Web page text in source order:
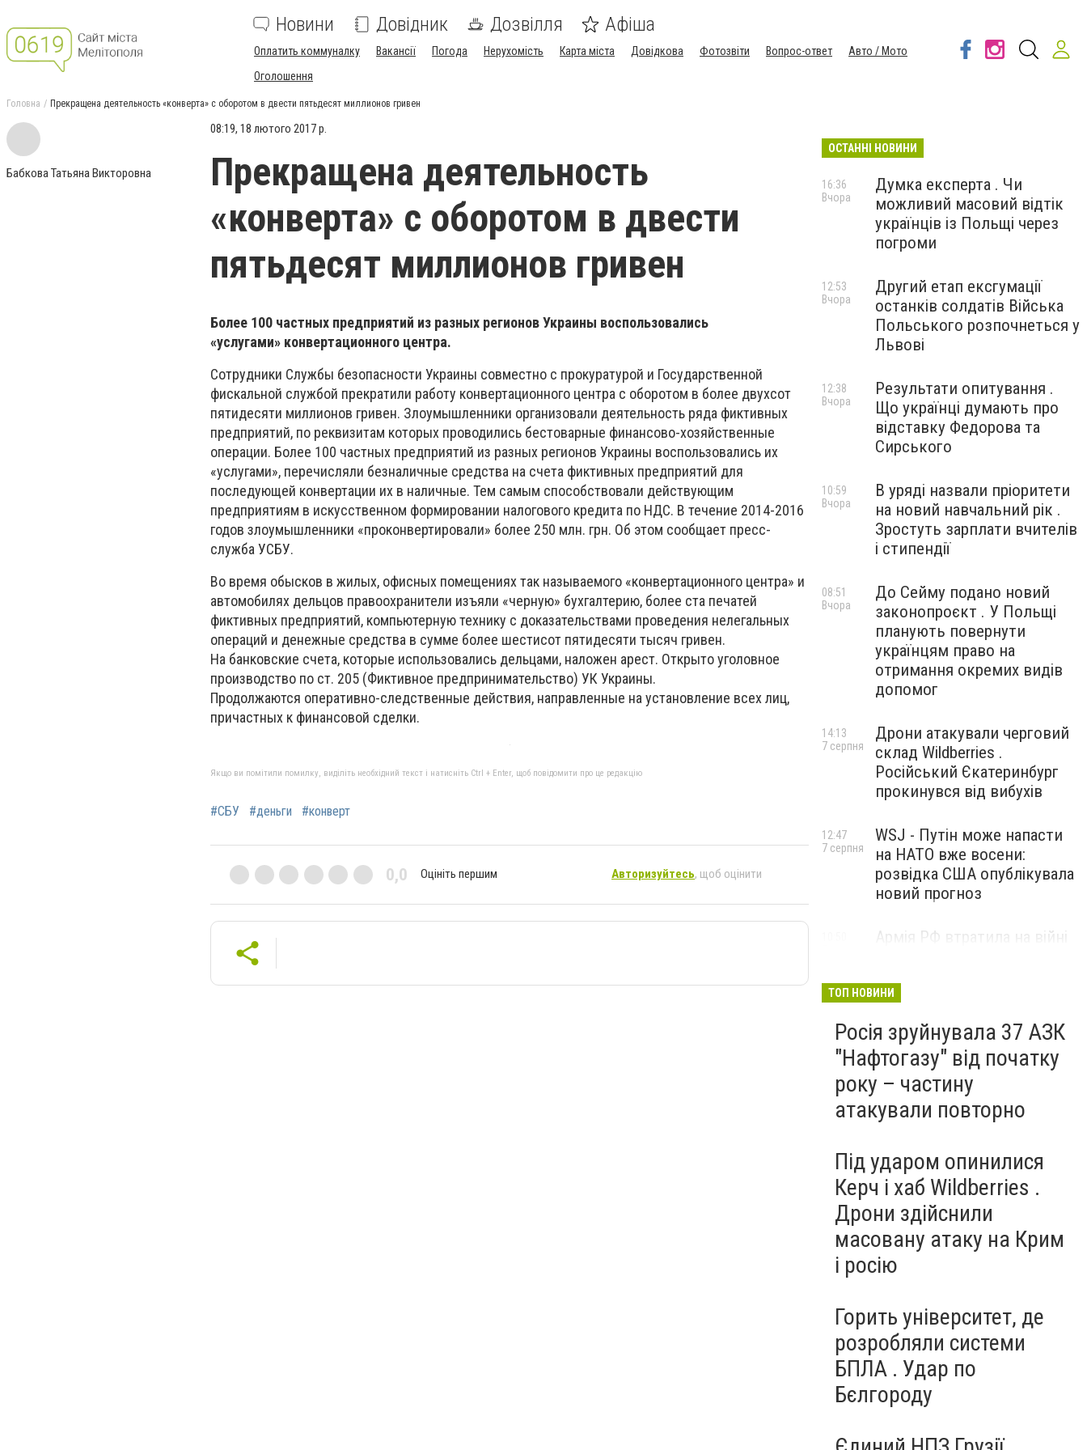
Новини Довідник Дозвілля Афіша
Оплатить коммуналку Вакансії Погода Нерухомість Карта міста Довідкова Фотозвіти Вопрос-ответ
Авто / Мото
Оголошення
Головна Прекращена деятельность «конверта» с оборотом в двести пятьдесят миллионов гривен
Бабкова Татьяна Викторовна
08:19, 18 лютого 2017 р.
Прекращена деятельность
«конверта» с оборотом в двести
пятьдесят миллионов гривен
Более 100 частных предприятий из разных регионов Украины воспользовались
«услугами» конвертационного центра.
Сотрудники Службы безопасности Украины совместно с прокуратурой и Государственной
фискальной службой прекратили работу конвертационного центра с оборотом в более двухсот
пятидесяти миллионов гривен. Злоумышленники организовали деятельность ряда фиктивных
предприятий, по реквизитам которых проводились бестоварные финансово-хозяйственные
операции. Более 100 частных предприятий из разных регионов Украины воспользовались их
«услугами», перечисляли безналичные средства на счета фиктивных предприятий для
последующей конвертации их в наличные. Тем самым способствовали действующим
предприятиям в искусственном формировании налогового кредита по НДС. В течение 2014-2016
годов злоумышленники «проконвертировали» более 250 млн. грн. Об этом сообщает пресс-
служба УСБУ.
Во время обысков в жилых, офисных помещениях так называемого «конвертационного центра» и
автомобилях дельцов правоохранители изъяли «черную» бухгалтерию, более ста печатей
фиктивных предприятий, компьютерную технику с доказательствами проведения нелегальных
операций и денежные средства в сумме более шестисот пятидесяти тысяч гривен.
На банковские счета, которые использовались дельцами, наложен арест. Открыто уголовное
производство по ст. 205 (Фиктивное предпринимательство) УК Украины.
Продолжаются оперативно-следственные действия, направленные на установление всех лиц,
причастных к финансовой сделки.
Якщо ви помітили помилку, виділіть необхідний текст і натисніть Ctrl + Enter, щоб повідомити про це редакцію
#СБУ #деньги #конверт
0,0 Оцініть першим Авторизуйтесь, щоб оцінити
ОСТАННІ НОВИНИ
Думка експерта . Чи
можливий масовий відтік
українців із Польщі через
погроми
16:36
Вчора
Другий етап ексгумації
останків солдатів Війська
Польського розпочнеться у
Львові
12:53
Вчора
Результати опитування .
Що українці думають про
відставку Федорова та
Сирського
12:38
Вчора
В уряді назвали пріоритети
на новий навчальний рік .
Зростуть зарплати вчителів
і стипендії
10:59
Вчора
До Сейму подано новий
законопроєкт . У Польщі
планують повернути
українцям право на
отримання окремих видів
допомог
08:51
Вчора
Дрони атакували черговий
склад Wildberries .
Російський Єкатеринбург
прокинувся від вибухів
14:13
7 серпня
WSJ - Путін може напасти
на НАТО вже восени:
розвідка США опублікувала
новий прогноз
12:47
7 серпня
Армія РФ втратила на війні
ППО
ТОП НОВИНИ
Росія зруйнувала 37 АЗК
"Нафтогазу" від початку
року – частину
атакували повторно
Під ударом опинилися
Керч і хаб Wildberries .
Дрони здійснили
масовану атаку на Крим
і росію
Горить університет, де
розробляли системи
БПЛА . Удар по
Бєлгороду